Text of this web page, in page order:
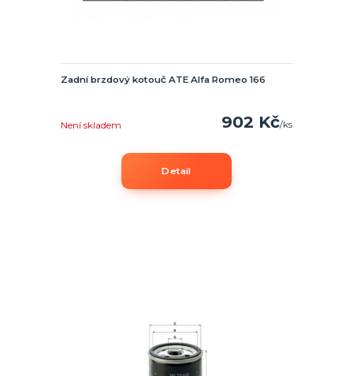
Zadní brzdový kotouč ATE Alfa Romeo 166
902 Kč/ks
Není skladem
Detail